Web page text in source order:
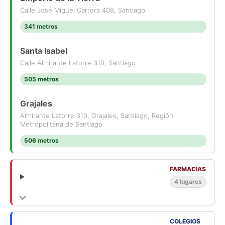
Calle José Miguel Carrera 408, Santiago
341 metros
Santa Isabel
Calle Almirante Latorre 310, Santiago
505 metros
Grajales
Almirante Latorre 310, Grajales, Santiago, Región
Metropolitana de Santiago
506 metros
FARMACIAS
4 lugares
COLEGIOS